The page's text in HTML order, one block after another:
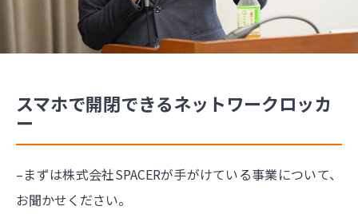
スマホで開閉できるネットワークロッカ
ー
–まずは株式会社SPACERが手がけている事業について、
お聞かせください。